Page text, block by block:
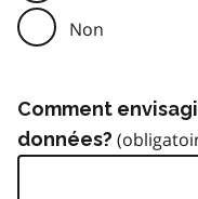
Non
Comment
données?